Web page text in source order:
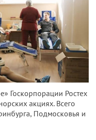
Госкорпорации Ростех
акциях. Всего
Подмосковья и